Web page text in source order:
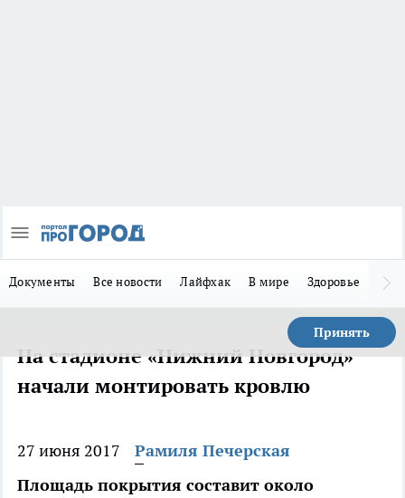
Документы Все новости Лайфхак В мире Здоровье
Принять
На стадионе «Нижний Новгород»
начали монтировать кровлю
27 июня 2017
Рамиля Печерская
Площадь покрытия составит около